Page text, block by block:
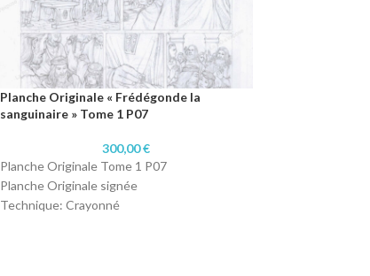
Planche Originale « Frédégonde la
sanguinaire » Tome 1 P07
300,00€
Planche Originale Tome 1 P07
Planche Originale signée
Technique: Crayonné